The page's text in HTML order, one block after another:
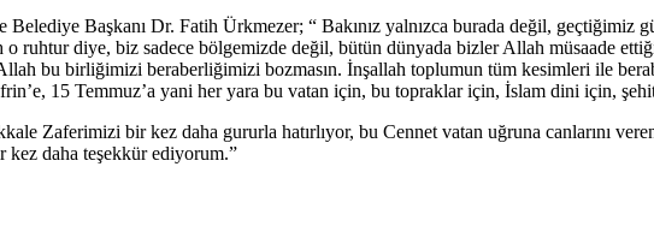
Başkanı Dr. Fatih Ürkmezer; “ Bakınız yalnızca burada değil, geçtiğimiz
ruhtur diye, biz sadece bölgemizde değil, bütün dünyada bizler Allah müsaade
bu birliğimizi beraberliğimizi bozmasın. İnşallah toplumun tüm kesimleri ile
15 Temmuz’a yani her yara bu vatan için, bu topraklar için, İslam dini için, şehit
Zaferimizi bir kez daha gururla hatırlıyor, bu Cennet vatan uğruna canlarını
kez daha teşekkür ediyorum.”